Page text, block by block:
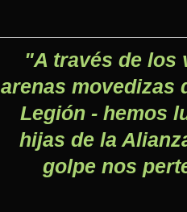
"A través de los
arenas movedizas
Legión - hemos
hijas de la
golpe nos